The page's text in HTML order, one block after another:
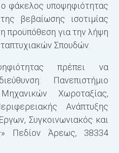
φάκελος υποψηφιότητας
βεβαίωσης ισοτιμίας
προϋπόθεση για την λήψη
Σπουδών.
πρέπει να
Πανεπιστήμιο
Χωροταξίας,
Ανάπτυξης
Συγκοινωνιακός και
Πεδίον Άρεως, 38334